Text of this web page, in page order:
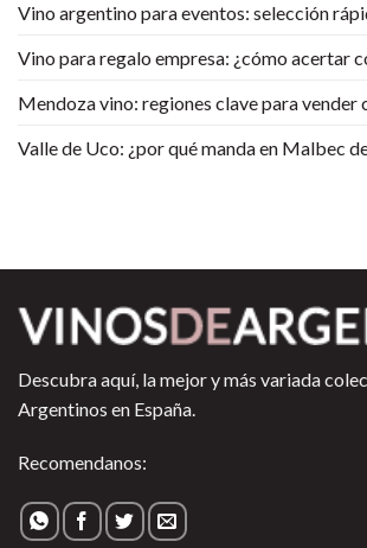
Vino argentino para eventos: selección
Vino para regalo empresa: ¿cómo acertar
Mendoza vino: regiones clave para vender
Valle de Uco: ¿por qué manda en Malbec
Descubra aquí, la mejor y más variada
Argentinos en España.
Recomendanos: